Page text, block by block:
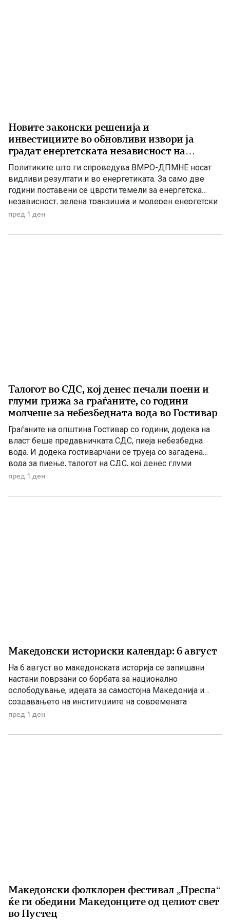
Новите законски решенија и
инвестициите во обновливи извори ја
градат енергетската независност на
Македонија
Политиките што ги спроведува ВМРО-ДПМНЕ носат
видливи резултати и во енергетиката. За само две
години поставени се цврсти темели за енергетска
независност, зелена транзиција и модерен енергетски
систем кој ќе обезбеди сигурност, нови инвестиции и
има нов Закон за енергетика, усогласен со европските
пред 1 ден
Талогот во СДС, кој денес печали поени и
глуми грижа за граѓаните, со години
молчеше за небезбедната вода во Гостивар
Граѓаните на општина Гостивар со години, додека на
власт беше предавничката СДС, пиеја небезбедна
вода. И додека гостиварчани се труеја со загадена
вода за пиење, талогот на СДС, кој денес глуми
загриженост, само за да ќари некој беден политички
анализи, во повеќе наврати во гостиварскиот
пред 1 ден
Македонски историски календар: 6 август
На 6 август во македонската историја се запишани
настани поврзани со борбата за национално
ослободување, идејата за самостојна Македонија и
создавањето на институциите на современата
македонска држава. 1875 – Роден е Григорие Хаџи
Григорие Хаџи Ташковиќ – македонски револуционер,
пред 1 ден
Македонски фолклорен фестивал „Преспа“
ќе ги обедини Македонците од целиот свет
во Пустец